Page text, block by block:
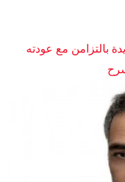
بالتزامن مع عودته